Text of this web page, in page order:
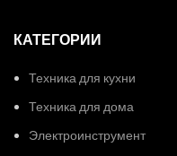
КАТЕГОРИИ
Техника для кухни
Техника для дома
Электроинструмент